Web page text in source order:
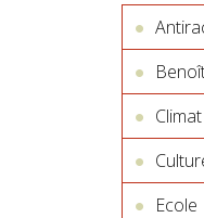
Climat
Ecole